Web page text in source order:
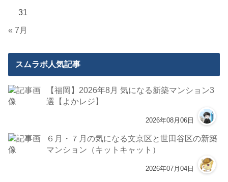
31
« 7月
スムラボ人気記事
【福岡】2026年8月 気になる新築マンション3
選【よかレジ】
2026年08月06日
６月・７月の気になる文京区と世田谷区の新築
マンション（キットキャット）
2026年07月04日